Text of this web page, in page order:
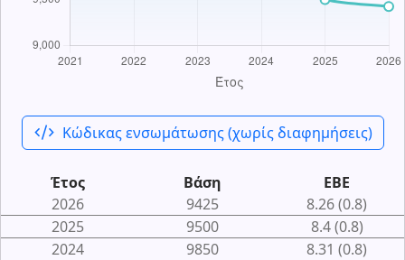
code_xml Κώδικας ενσωμάτωσης (χωρίς διαφημήσεις)
Έτος Βάση
ΕΒΕ
2026
9425
8.26 (0.8)
2025
9500
8.4 (0.8)
2024
9850
8.31 (0.8)